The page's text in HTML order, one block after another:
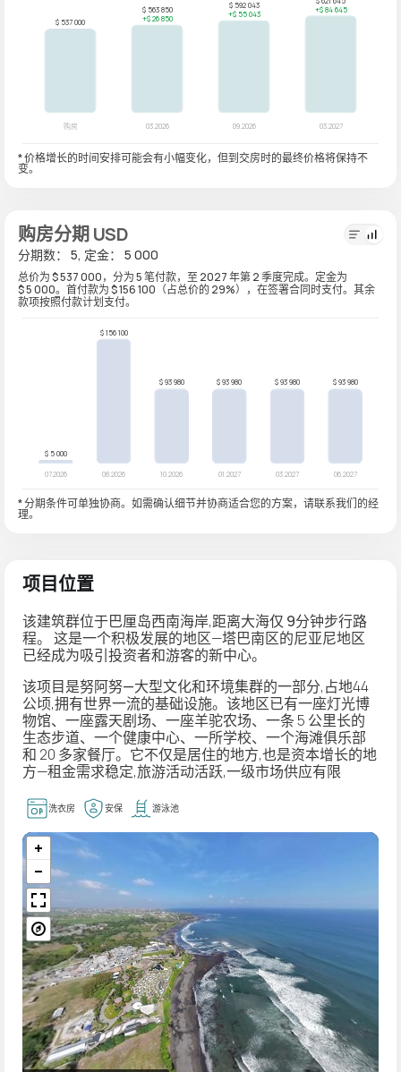
* 价格增长的时间安排可能会有小幅变化，但到交房时的最终价格将保持不
变。
购房分期 USD
分期数： 5, 定金： 5 000
总价为 $ 537 000，分为 5 笔付款，至 2027 年第 2 季度完成。定金为
$ 5 000。首付款为 $ 156 100（占总价的 29%），在签署合同时支付。其余
款项按照付款计划支付。
* 分期条件可单独协商。如需确认细节并协商适合您的方案，请联系我们的经
理。
项目位置
该建筑群位于巴厘岛西南海岸,距离大海仅 9分钟步行路
程。 这是一个积极发展的地区—塔巴南区的尼亚尼地区
已经成为吸引投资者和游客的新中心。
该项目是努阿努—大型文化和环境集群的一部分,占地44
公顷,拥有世界一流的基础设施。该地区已有一座灯光博
物馆、一座露天剧场、一座羊驼农场、一条 5 公里长的
生态步道、一个健康中心、一所学校、一个海滩俱乐部
和 20 多家餐厅。它不仅是居住的地方,也是资本增长的地
方—租金需求稳定,旅游活动活跃,一级市场供应有限
洗衣房 安保 游泳池